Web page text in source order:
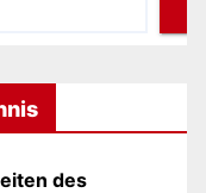
des